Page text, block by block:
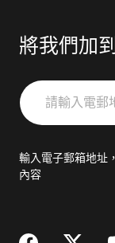
將我們加
請
輸
郵
輸入電子郵箱地址
內容